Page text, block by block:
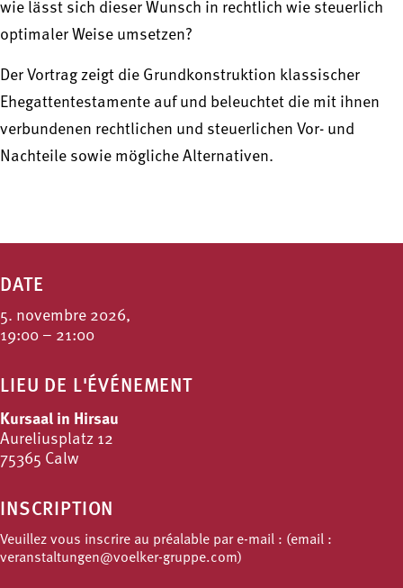
wie lässt sich dieser Wunsch in rechtlich wie steuerlich
optimaler Weise umsetzen?
Der Vortrag zeigt die Grundkonstruktion klassischer
Ehegattentestamente auf und beleuchtet die mit ihnen
verbundenen rechtlichen und steuerlichen Vor- und
Nachteile sowie mögliche Alternativen.
DATE
5. novembre 2026,
19:00 – 21:00
LIEU DE L'ÉVÉNEMENT
Kursaal in Hirsau
Aureliusplatz 12
75365 Calw
INSCRIPTION
Veuillez vous inscrire au préalable par e-mail : (email :
veranstaltungen@voelker-gruppe.com)